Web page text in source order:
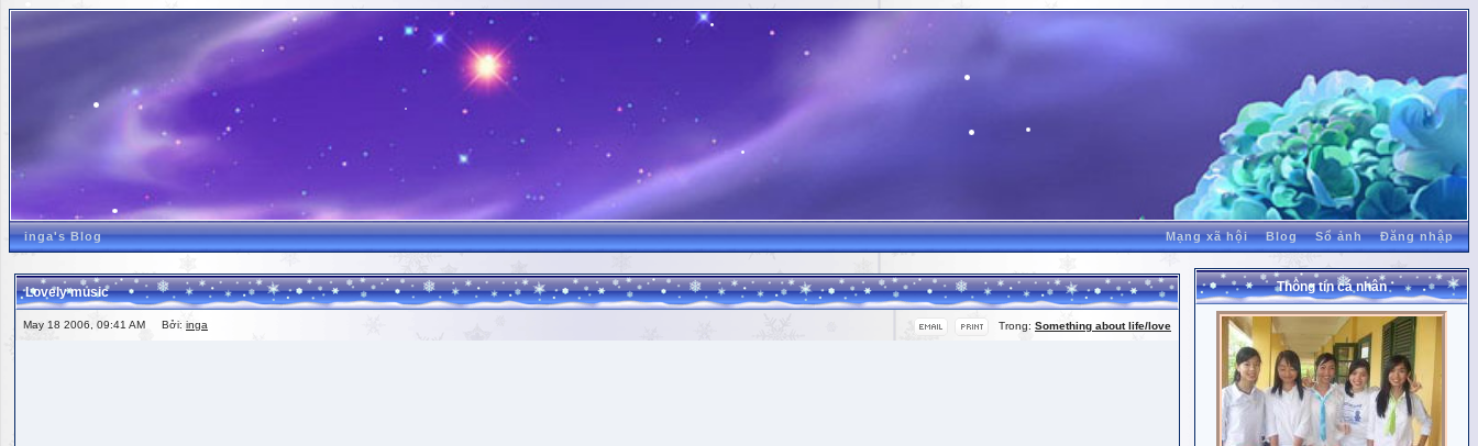
inga's Blog Mạng xã hội Blog Sổ ảnh Đăng nhập
Lovely music
Trong: Something about life/love
May 18 2006, 09:41 AM Bởi: inga
Thông tin cá nhân